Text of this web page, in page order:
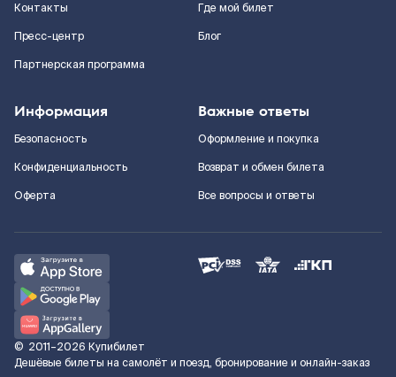
Контакты
Пресс-центр
Партнерская программа
Где мой билет
Блог
Информация
Безопасность
Конфиденциальность
Оферта
Важные ответы
Оформление и покупка
Возврат и обмен билета
Все вопросы и ответы
© 2011–2026 Купибилет
Дешёвые билеты на самолёт и поезд, бронирование и онлайн-заказ